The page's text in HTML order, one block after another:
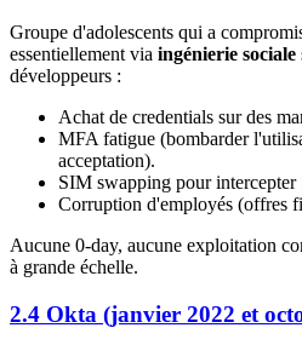
Groupe d'adolescents qui a
essentiellement via ingénierie sociale
développeurs :
Achat de credentials sur des
MFA fatigue (bombarder
acceptation).
SIM swapping pour intercepter
Corruption d'employés (offres
Aucune 0-day, aucune exploitation
à grande échelle.
2.4 Okta (janvier 2022 et